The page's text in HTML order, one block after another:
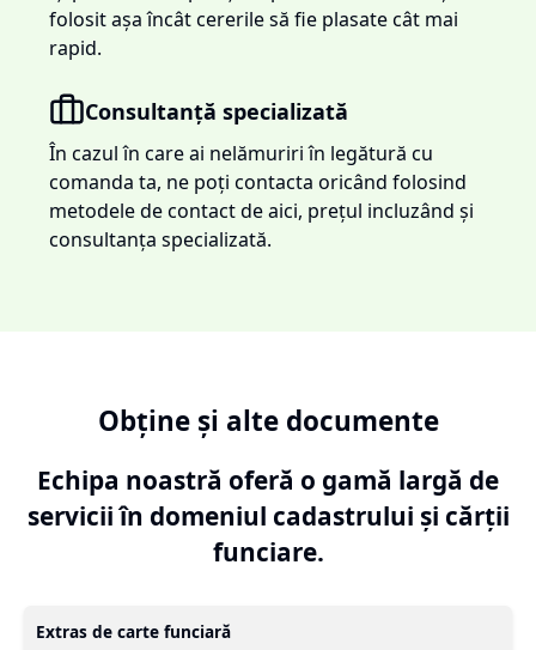
folosit așa încât cererile să fie plasate cât mai
rapid.
Consultanță specializată
În cazul în care ai nelămuriri în legătură cu
comanda ta, ne poți contacta oricând folosind
metodele de contact de aici, prețul incluzând și
consultanța specializată.
Obține și alte documente
Echipa noastră oferă o gamă largă de
servicii în domeniul cadastrului și cărții
funciare.
Extras de carte funciară